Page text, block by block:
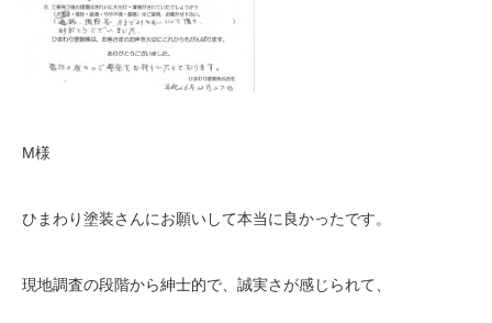
M様
ひまわり塗装さんにお願いして本当に良かったです。
現地調査の段階から紳士的で、誠実さが感じられて、